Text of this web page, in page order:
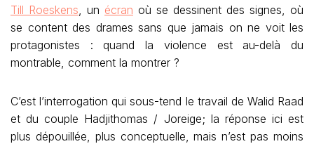
Till Roeskens, un écran où se dessinent des signes, où
se content des drames sans que jamais on ne voit les
protagonistes : quand la violence est au-delà du
montrable, comment la montrer ?
C’est l’interrogation qui sous-tend le travail de Walid Raad
et du couple Hadjithomas / Joreige; la réponse ici est
plus dépouillée, plus conceptuelle, mais n’est pas moins